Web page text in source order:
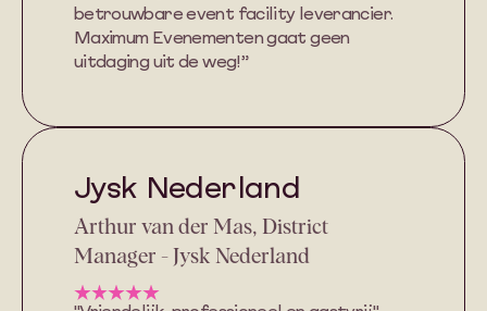
betrouwbare event facility leverancier.
Maximum Evenementen gaat geen
uitdaging uit de weg!”
Jysk Nederland
Arthur van der Mas, District
Manager - Jysk Nederland